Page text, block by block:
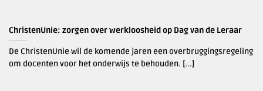
ChristenUnie: zorgen over werkloosheid op Dag van de Leraar
De ChristenUnie wil de komende jaren een overbruggingsregeling
om docenten voor het onderwijs te behouden. [...]